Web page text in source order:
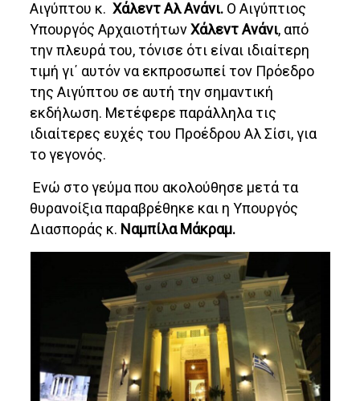
Αιγύπτου κ.Χάλεντ Αλ Ανάνι. Ο Αιγύπτιος
Υπουργός ΑρχαιοτήτωνΧάλεντ Ανάνι, από
την πλευρά του, τόνισε ότι είναι ιδιαίτερη
τιμή γι΄ αυτόν να εκπροσωπεί τον Πρόεδρο
της Αιγύπτου σε αυτή την σημαντική
εκδήλωση. Μετέφερε παράλληλα τις
ιδιαίτερες ευχές του Προέδρου Αλ Σίσι, για
το γεγονός.
Ενώ στο γεύμα που ακολούθησε μετά τα
θυρανοίξια παραβρέθηκε και η Υπουργός
Διασποράς κ. Ναμπίλα Μάκραμ.